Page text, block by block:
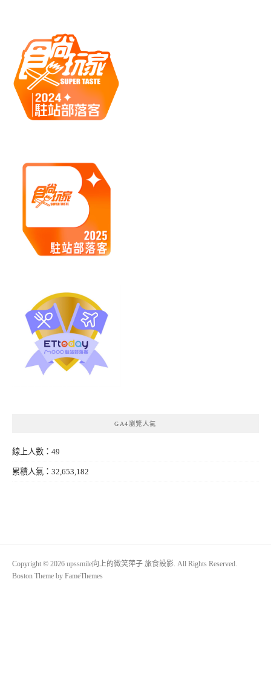
GA4瀏覽人氣
線上人數：49
累積人氣：32,653,182
Copyright © 2026 upssmile向上的微笑萍子 旅食設影. All Rights Reserved.
Boston Theme by FameThemes